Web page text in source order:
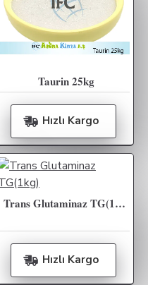
Taurin 25kg
Hızlı Kargo
Trans Glutaminaz TG(1kg)
Hızlı Kargo